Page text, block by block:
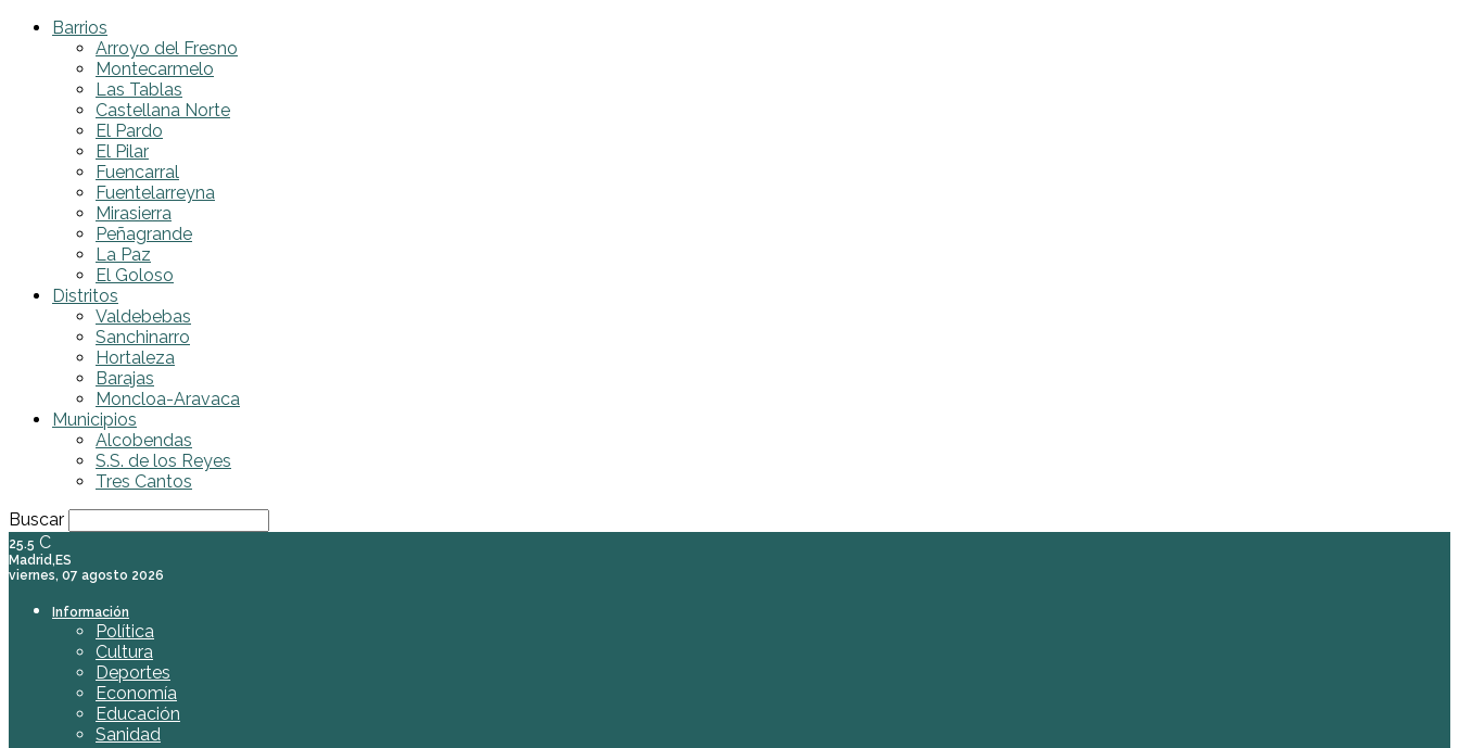
Barrios
Arroyo del Fresno
Montecarmelo
Las Tablas
Castellana Norte
El Pardo
El Pilar
Fuencarral
Fuentelarreyna
Mirasierra
Peñagrande
La Paz
El Goloso
Distritos
Valdebebas
Sanchinarro
Hortaleza
Barajas
Moncloa-Aravaca
Municipios
Alcobendas
S.S. de los Reyes
Tres Cantos
Buscar
25.5 C
Madrid,ES
viernes, 07 agosto 2026
Información
Política
Cultura
Deportes
Economía
Educación
Sanidad